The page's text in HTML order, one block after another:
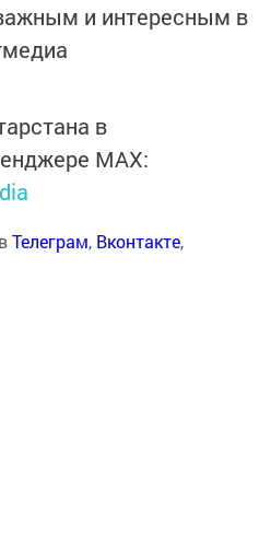
и интересным в
в
MАХ:
Телеграм, Вконтакте,